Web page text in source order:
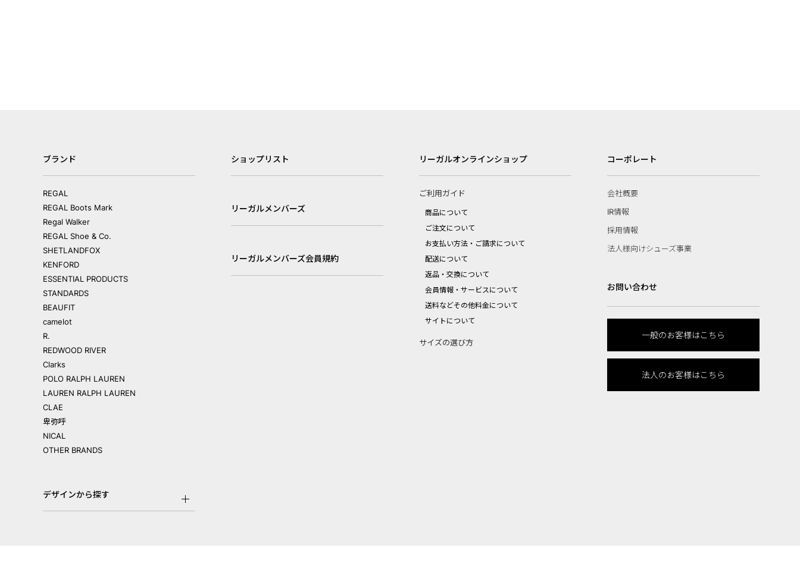
ブランド
REGAL
REGAL Boots Mark
Regal Walker
REGAL Shoe & Co.
SHETLANDFOX
KENFORD
ESSENTIAL PRODUCTS
STANDARDS
BEAUFIT
camelot
R.
REDWOOD RIVER
Clarks
POLO RALPH LAUREN
LAUREN RALPH LAUREN
CLAE
卑弥呼
NICAL
OTHER BRANDS
デザインから探す
ショップリスト
リーガルメンバーズ
リーガルメンバーズ会員規約
リーガルオンラインショップ
ご利用ガイド
商品について
ご注文について
お支払い方法・ご請求について
配送について
返品・交換について
会員情報・サービスについて
送料などその他料金について
サイトについて
サイズの選び方
コーポレート
会社概要
IR情報
採用情報
法人様向けシューズ事業
お問い合わせ
一般のお客様はこちら
法人のお客様はこちら